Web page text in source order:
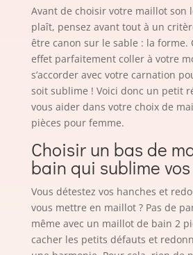
Avant de choisir votre maillot son
plaît, pensez avant tout à un
être canon sur le sable : la forme.
effet parfaitement coller à votre
s’accorder avec votre carnation
soit sublime ! Voici donc un petit
vous aider dans votre choix de
pièces pour femme.
Choisir un bas de
bain qui sublime
Vous détestez vos hanches et
vous mettre en maillot ? Pas de
même avec un maillot de bain 2
cacher les petits défauts et